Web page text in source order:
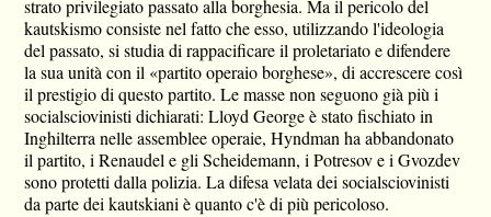
strato privilegiato passato alla borghesia. Ma il pericolo del
kautskismo consiste nel fatto che esso, utilizzando l'ideologia
del passato, si studia di rappacificare il proletariato e difendere
la sua unità con il «partito operaio borghese», di accrescere così
il prestigio di questo partito. Le masse non seguono già più i
socialsciovinisti dichiarati: Lloyd George è stato fischiato in
Inghilterra nelle assemblee operaie, Hyndman ha abbandonato
il partito, i Renaudel e gli Scheidemann, i Potresov e i Gvozdev
sono protetti dalla polizia. La difesa velata dei socialsciovinisti
da parte dei kautskiani è quanto c'è di più pericoloso.